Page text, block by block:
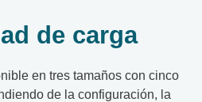
de carga
en tres tamaños con cinco
de la configuración, la